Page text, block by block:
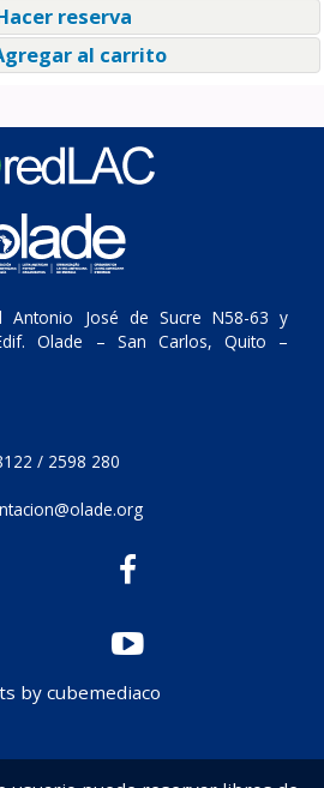
reserva
al carrito
Antonio José de Sucre N58-63 y
Olade – San Carlos, Quito –
/ 2598 280
by cubemediaco